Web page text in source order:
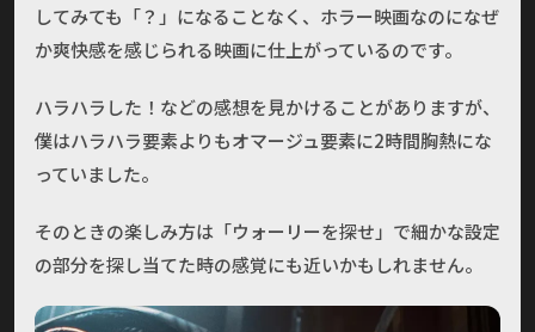
してみても「？」になることなく、ホラー映画なのになぜ
か爽快感を感じられる映画に仕上がっているのです。
ハラハラした！などの感想を見かけることがありますが、
僕はハラハラ要素よりもオマージュ要素に2時間胸熱にな
っていました。
そのときの楽しみ方は「ウォーリーを探せ」で細かな設定
の部分を探し当てた時の感覚にも近いかもしれません。